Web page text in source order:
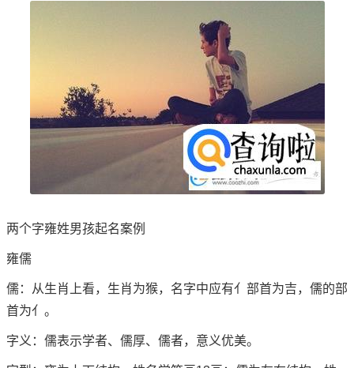
两个字雍姓男孩起名案例
雍儒
儒：从生肖上看，生肖为猴，名字中应有亻部首为吉，儒的部
首为亻。
字义：儒表示学者、儒厚、儒者，意义优美。